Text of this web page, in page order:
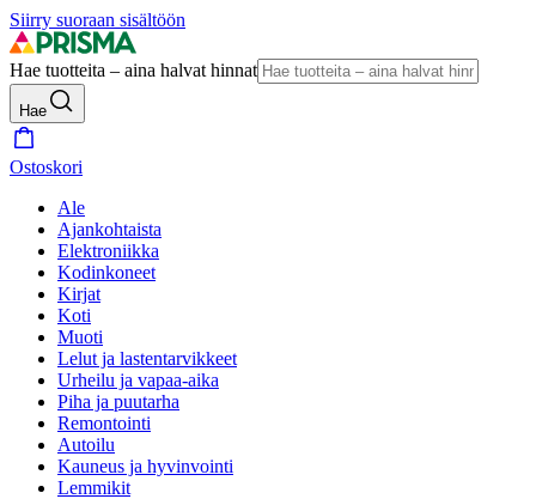
Siirry suoraan sisältöön
Hae tuotteita – aina halvat hinnat
Hae
Ostoskori
Ale
Ajankohtaista
Elektroniikka
Kodinkoneet
Kirjat
Koti
Muoti
Lelut ja lastentarvikkeet
Urheilu ja vapaa-aika
Piha ja puutarha
Remontointi
Autoilu
Kauneus ja hyvinvointi
Lemmikit